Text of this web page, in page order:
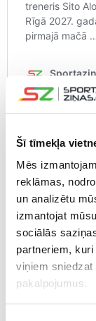
Šī tīmekļa
Mēs
reklāmas,
un analizētu
izmantojat
sociālās
partneriem,
viņiem
pakalpojumus.
Samērā
no 17
“Viņam deva
uzbrukumos
Lomaža
Lomažs šajā
vadītāja
zemā
enerģijas.
kurš kaut ko